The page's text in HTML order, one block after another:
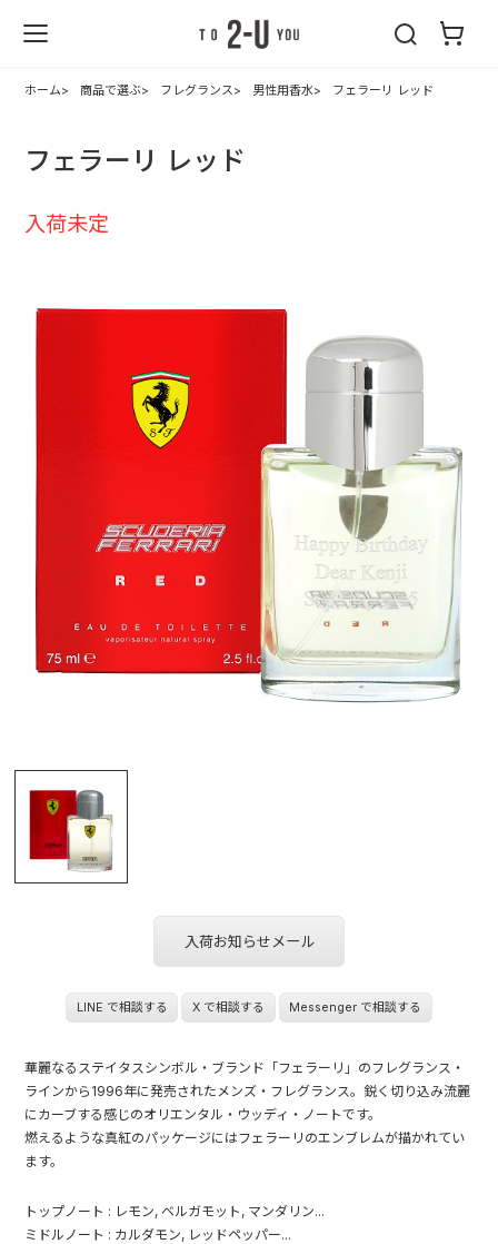
ホーム 商品で選ぶ フレグランス 男性用香水 フェラーリ レッド
フェラーリ レッド
入荷未定
入荷お知らせメール
LINE で相談する X で相談する Messenger で相談する
華麗なるステイタスシンボル・ブランド「フェラーリ」のフレグランス・
ラインから1996年に発売されたメンズ・フレグランス。鋭く切り込み流麗
にカーブする感じのオリエンタル・ウッディ・ノートです。
燃えるような真紅のパッケージにはフェラーリのエンブレムが描かれてい
ます。
トップノート : レモン, ベルガモット, マンダリン...
ミドルノート : カルダモン, レッドペッパー...